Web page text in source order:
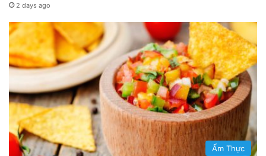
2 days ago
Ẩm Thực